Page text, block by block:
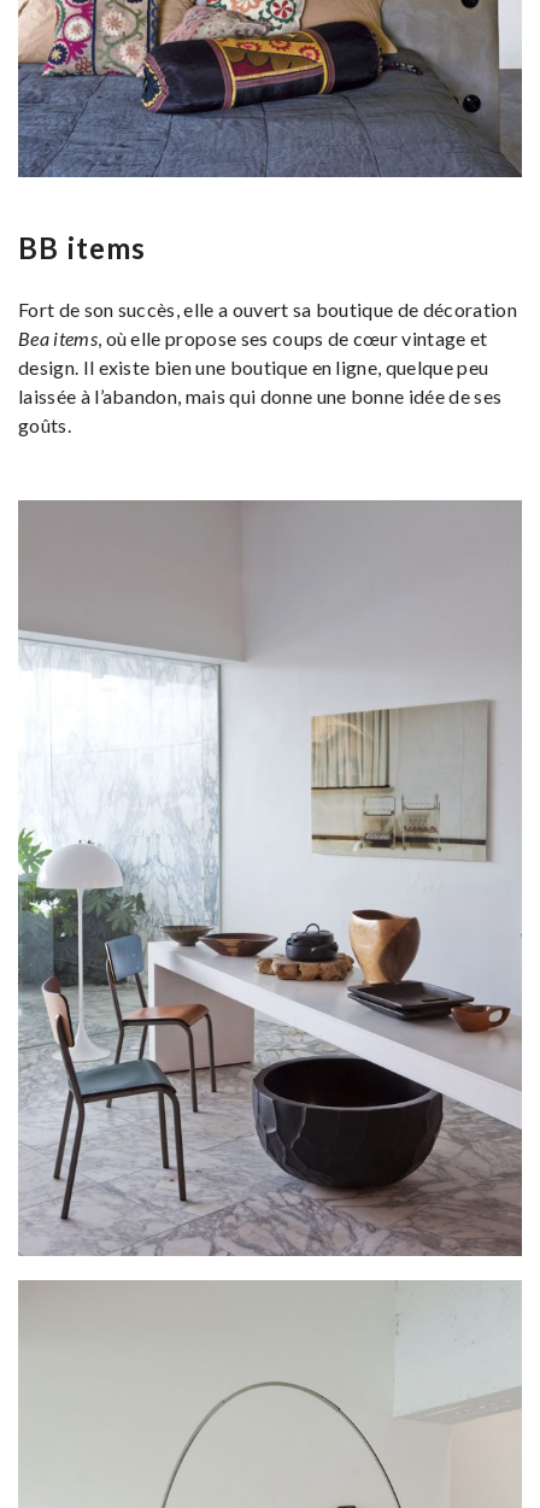
BB items
Fort de son succès, elle a ouvert sa boutique de décoration
Bea items, où elle propose ses coups de cœur vintage et
design. Il existe bien une boutique en ligne, quelque peu
laissée à l’abandon, mais qui donne une bonne idée de ses
goûts.